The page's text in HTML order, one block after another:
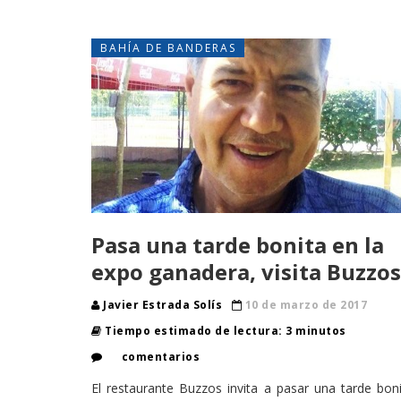
BAHÍA DE BANDERAS
Pasa una tarde bonita en la
expo ganadera, visita Buzzos
Javier Estrada Solís
10 de marzo de 2017
Tiempo estimado de lectura: 3 minutos
comentarios
El restaurante Buzzos invita a pasar una tarde